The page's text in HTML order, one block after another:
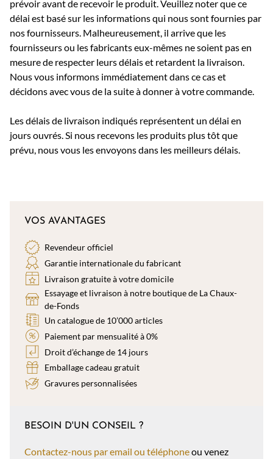
prévoir avant de recevoir le produit. Veuillez noter que ce
délai est basé sur les informations qui nous sont fournies par
nos fournisseurs. Malheureusement, il arrive que les
fournisseurs ou les fabricants eux-mêmes ne soient pas en
mesure de respecter leurs délais et retardent la livraison.
Nous vous informons immédiatement dans ce cas et
décidons avec vous de la suite à donner à votre commande.
Les délais de livraison indiqués représentent un délai en
jours ouvrés. Si nous recevons les produits plus tôt que
prévu, nous vous les envoyons dans les meilleurs délais.
VOS AVANTAGES
Revendeur officiel
Garantie internationale du fabricant
Livraison gratuite à votre domicile
Essayage et livraison à notre boutique de La Chaux-
de-Fonds
Un catalogue de 10’000 articles
Paiement par mensualité à 0%
Droit d’échange de 14 jours
Emballage cadeau gratuit
Gravures personnalisées
BESOIN D'UN CONSEIL ?
Contactez-nous par email ou téléphoneou venez